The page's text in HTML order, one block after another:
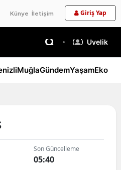
Künye İletişim Giriş Yap
Üyelik
MuğlaGündemYaşam
Son Güncelleme
05:40